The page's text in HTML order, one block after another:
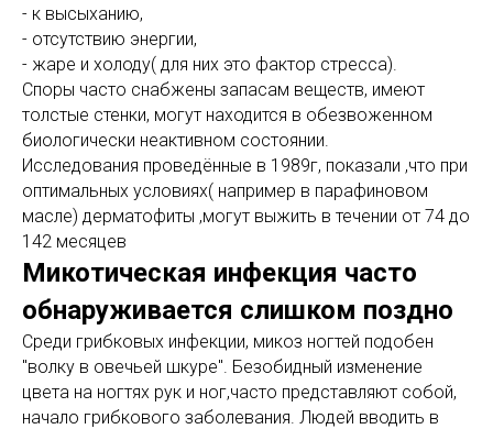
- к высыханию,
- отсутствию энергии,
- жаре и холоду( для них это фактор стресса).
Споры часто снабжены запасам веществ, имеют
толстые стенки, могут находится в обезвоженном
биологически неактивном состоянии.
Исследования проведённые в 1989г, показали ,что при
оптимальных условиях( например в парафиновом
масле) дерматофиты ,могут выжить в течении от 74 до
142 месяцев
Микотическая инфекция часто
обнаруживается слишком поздно
Среди грибковых инфекции, микоз ногтей подобен
"волку в овечьей шкуре". Безобидный изменение
цвета на ногтях рук и ног,часто представляют собой,
начало грибкового заболевания. Людей вводить в